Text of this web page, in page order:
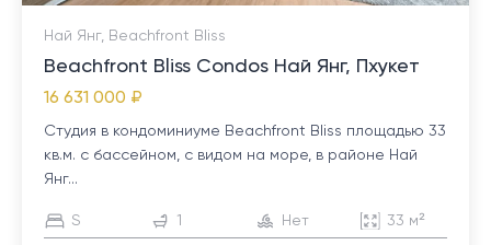
Най Янг, Beachfront Bliss
Beachfront Bliss Condos Най Янг, Пхукет
16 631 000 ₽
Студия в кондоминиуме Beachfront Bliss площадью 33
кв.м. с бассейном, с видом на море, в районе Най
Янг...
S 1 Нет 33 м²